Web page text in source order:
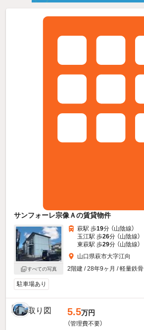
サンフォーレ宗像Ａの賃貸物件
すべての写真
萩駅 歩19分 （山陰線）
玉江駅 歩26分 （山陰線）
東萩駅 歩29分 （山陰線）
山口県萩市大字江向
2階建 / 28年9ヶ月 / 軽量鉄骨
駐車場あり
5.5万円
（管理費不要）